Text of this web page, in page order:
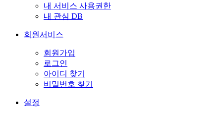
내 서비스 사용권한
내 관심 DB
회원서비스
회원가입
로그인
아이디 찾기
비밀번호 찾기
설정